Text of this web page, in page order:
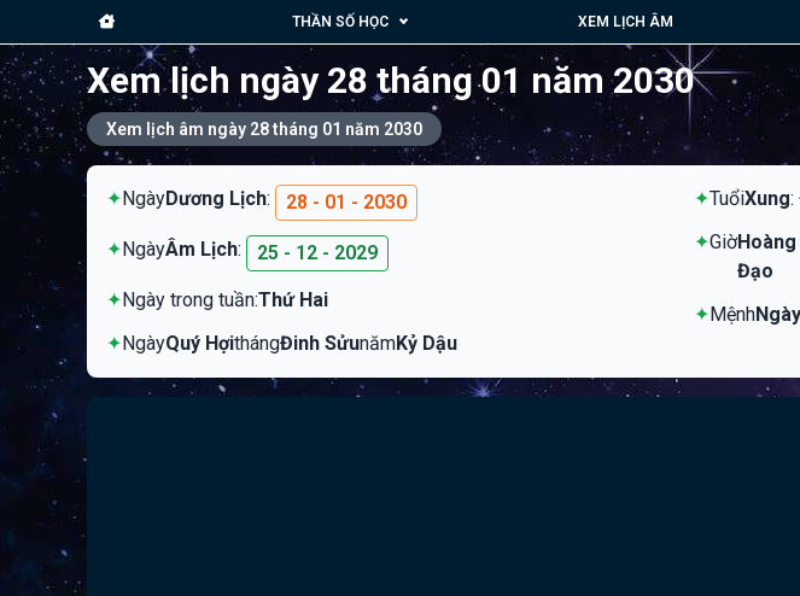
THẦN SỐ HỌC XEM LỊCH ÂM
Xem lịch ngày 28 tháng 01 năm 2030
Xem lịch âm ngày 28 tháng 01 năm 2030
✦NgàyDương Lịch: 28 - 01 - 2030
✦NgàyÂm Lịch: 25 - 12 - 2029
✦Ngày trong tuần:Thứ Hai
✦NgàyQuý HợithángĐinh SửunămKỷ Dậu
✦TuổiXung:
✦GiờHoàng
Đạo
✦MệnhNgày